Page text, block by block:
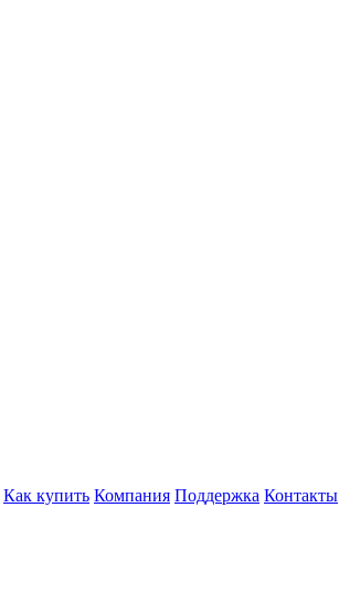
Как купить Компания Поддержка Контакты